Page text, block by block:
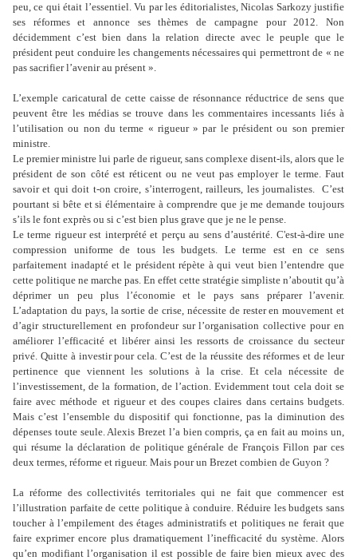
peu, ce qui était l’essentiel. Vu par les éditorialistes, Nicolas Sarkozy justifie
ses réformes et annonce ses thèmes de campagne pour 2012. Non
décidemment c’est bien dans la relation directe avec le peuple que le
président peut conduire les changements nécessaires qui permettront de « ne
pas sacrifier l’avenir au présent ».
L’exemple caricatural de cette caisse de résonnance réductrice de sens que
peuvent être les médias se trouve dans les commentaires incessants liés à
l’utilisation ou non du terme « rigueur » par le président ou son premier
ministre.
Le premier ministre lui parle de rigueur, sans complexe disent-ils, alors que le
président de son côté est réticent ou ne veut pas employer le terme. Faut
savoir et qui doit t-on croire, s’interrogent, railleurs, les journalistes. C’est
pourtant si bête et si élémentaire à comprendre que je me demande toujours
s’ils le font exprès ou si c’est bien plus grave que je ne le pense.
Le terme rigueur est interprété et perçu au sens d’austérité. C'est-à-dire une
compression uniforme de tous les budgets. Le terme est en ce sens
parfaitement inadapté et le président répète à qui veut bien l’entendre que
cette politique ne marche pas. En effet cette stratégie simpliste n’aboutit qu’à
déprimer un peu plus l’économie et le pays sans préparer l’avenir.
L’adaptation du pays, la sortie de crise, nécessite de rester en mouvement et
d’agir structurellement en profondeur sur l’organisation collective pour en
améliorer l’efficacité et libérer ainsi les ressorts de croissance du secteur
privé. Quitte à investir pour cela. C’est de la réussite des réformes et de leur
pertinence que viennent les solutions à la crise. Et cela nécessite de
l’investissement, de la formation, de l’action. Evidemment tout cela doit se
faire avec méthode et rigueur et des coupes claires dans certains budgets.
Mais c’est l’ensemble du dispositif qui fonctionne, pas la diminution des
dépenses toute seule. Alexis Brezet l’a bien compris, ça en fait au moins un,
qui résume la déclaration de politique générale de François Fillon par ces
deux termes, réforme et rigueur. Mais pour un Brezet combien de Guyon ?
La réforme des collectivités territoriales qui ne fait que commencer est
l’illustration parfaite de cette politique à conduire. Réduire les budgets sans
toucher à l’empilement des étages administratifs et politiques ne ferait que
faire exprimer encore plus dramatiquement l’inefficacité du système. Alors
qu’en modifiant l’organisation il est possible de faire bien mieux avec des